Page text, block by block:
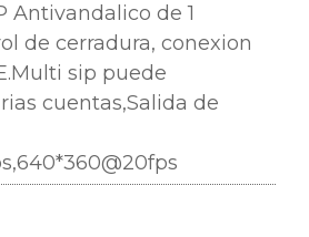
Antivandalico de 1
de cerradura, conexion
sip puede
cuentas,Salida de